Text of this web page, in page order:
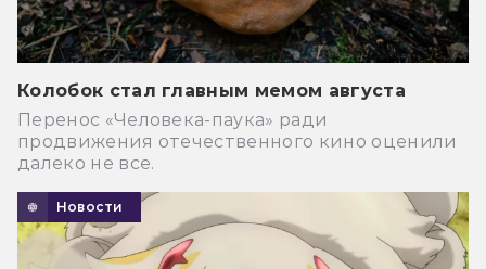
Колобок стал главным мемом августа
Перенос «Человека-паука» ради
продвижения отечественного кино оценили
далеко не все.
Новости